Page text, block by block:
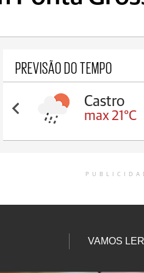
PREVISÃO DO TEMPO
Carambeí
max 20°C
VAMOS LER